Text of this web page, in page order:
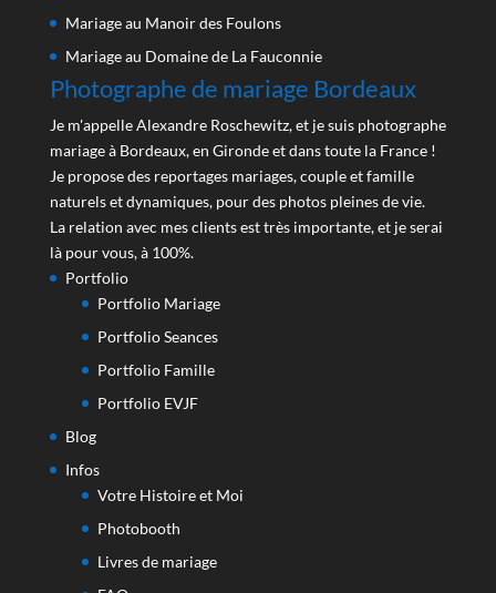
Mariage au Manoir des Foulons
Mariage au Domaine de La Fauconnie
Photographe de mariage Bordeaux
Je m'appelle Alexandre Roschewitz, et je suis photographe
mariage à Bordeaux, en Gironde et dans toute la France !
Je propose des reportages mariages, couple et famille
naturels et dynamiques, pour des photos pleines de vie.
La relation avec mes clients est très importante, et je serai
là pour vous, à 100%.
Portfolio
Portfolio Mariage
Portfolio Seances
Portfolio Famille
Portfolio EVJF
Blog
Infos
Votre Histoire et Moi
Photobooth
Livres de mariage